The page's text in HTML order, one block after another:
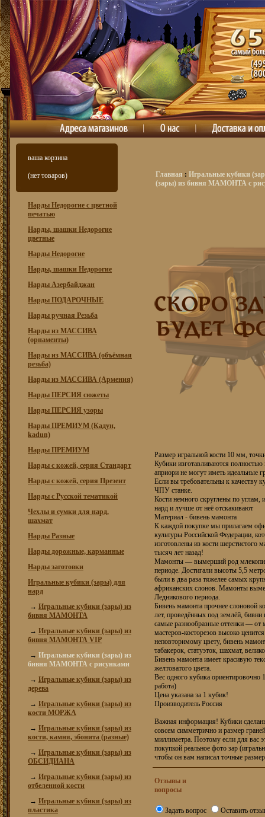
ваша корзина
(нет товаров)
Нарды Недорогие с цветной
печатью
Нарды, шашки Недорогие
цветные
Нарды Недорогие
Нарды, шашки Недорогие
Нарды Азербайджан
Нарды ПОДАРОЧНЫЕ
Нарды ручная Резьба
Нарды из МАССИВА
(орнаменты)
Нарды из МАССИВА (объёмная
резьба)
Нарды из МАССИВА (Армения)
Нарды ПЕРСИЯ сюжеты
Нарды ПЕРСИЯ узоры
Нарды ПРЕМИУМ (Кадун,
kadun)
Нарды ПРЕМИУМ
Нарды с кожей, серия Стандарт
Нарды с кожей, серия Презент
Нарды с Русской тематикой
Чехлы и сумки для нард,
шахмат
Нарды Разные
Нарды дорожные, карманные
Нарды заготовки
Игральные кубики (зары) для
нард
→ Игральные кубики (зары) из
бивня МАМОНТА
→ Игральные кубики (зары) из
бивня МАМОНТА VIP
→ Игральные кубики (зары) из
бивня МАМОНТА с рисунками
→ Игральные кубики (зары) из
дерева
→ Игральные кубики (зары) из
кости МОРЖА
→ Игральные кубики (зары) из
кости, камня, эбонита (разные)
→ Игральные кубики (зары) из
ОБСИДИАНА
→ Игральные кубики (зары) из
отбеленной кости
→ Игральные кубики (зары) из
пластика
Главная : Игральные кубики
(зары) из бивня МАМОНТА с
Размер игральной кости 10 мм,
Кубики изготавливаются
априори не могут иметь идеальные
Если вы требовательны к качеству
ЧПУ станке.
Кости немного скруглены по углам,
нард и лучше от неё отскакивают
Материал - бивень мамонта
К каждой покупке мы прилагаем
культуры Российской Федерации,
изготовлены из кости
тысяч лет назад!
Мамонты — вымерший род
периоде. Достигали высоты 5,5
были в два раза тяжелее самых
африканских слонов. Мамонты
Ледникового периода.
Бивень мамонта прочнее слоновой
лет, проведённых под землёй, бивни
самые разнообразные оттенки — от
мастеров-косторезов высоко
неповторимому цвету, бивень
табакерок, статуэток, шахмат,
Бивень мамонта имеет красивую
желтоватого цвета.
Вес одного кубика ориентировочно
работа)
Цена указана за 1 кубик!
Производитель Россия
Важная информация! Кубики
совсем симметрично и размер
миллиметра. Поэтому если для вас
покупкой реальное фото зар
чтобы он вам написал точные
Отзывы и
вопросы
Задать вопрос Оставить